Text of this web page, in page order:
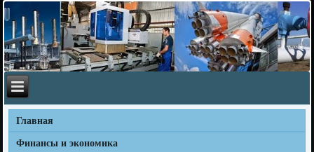
Главная
Финансы и экономика